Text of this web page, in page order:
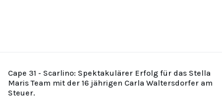
Cape 31 - Scarlino: Spektakulärer Erfolg für das Stella
Maris Team mit der 16 jährigen Carla Waltersdorfer am
Steuer.